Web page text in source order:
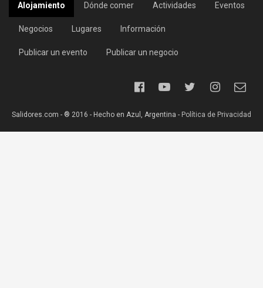
Alojamiento Dónde comer Actividades Eventos
Negocios Lugares Información
Publicar un evento Publicar un negocio
Salidores.com - ® 2016 - Hecho en Azul, Argentina - Política de Privacidad